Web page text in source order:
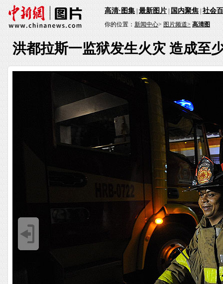
高清·图集|最新图片|国内聚焦|社会
你的位置：新闻中心>图片频道> 高清图
洪都拉斯一监狱发生火灾 造成至